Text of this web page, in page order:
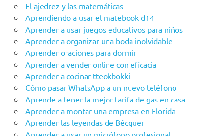
El ajedrez y las matemáticas
Aprendiendo a usar el matebook d14
Aprender a usar juegos educativos para niños
Aprender a organizar una boda inolvidable
Aprender oraciones para dormir
Aprender a vender online con eficacia
Aprender a cocinar tteokbokki
Cómo pasar WhatsApp a un nuevo teléfono
Aprende a tener la mejor tarifa de gas en casa
Aprender a montar una empresa en Florida
Aprender las leyendas de Bécquer